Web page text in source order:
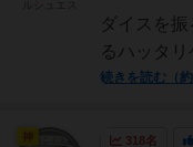
ダイスを
るハッタリ
続きを読む（約
318名
神